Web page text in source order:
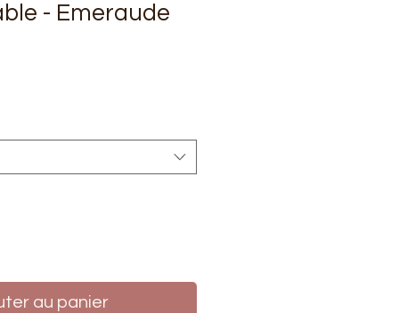
- Emeraude
au panier